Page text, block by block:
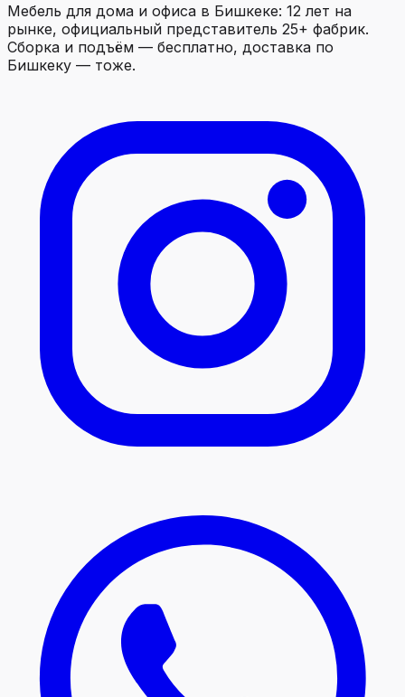
Мебель для дома и офиса в Бишкеке: 12 лет на
рынке, официальный представитель 25+ фабрик.
Сборка и подъём — бесплатно, доставка по
Бишкеку — тоже.